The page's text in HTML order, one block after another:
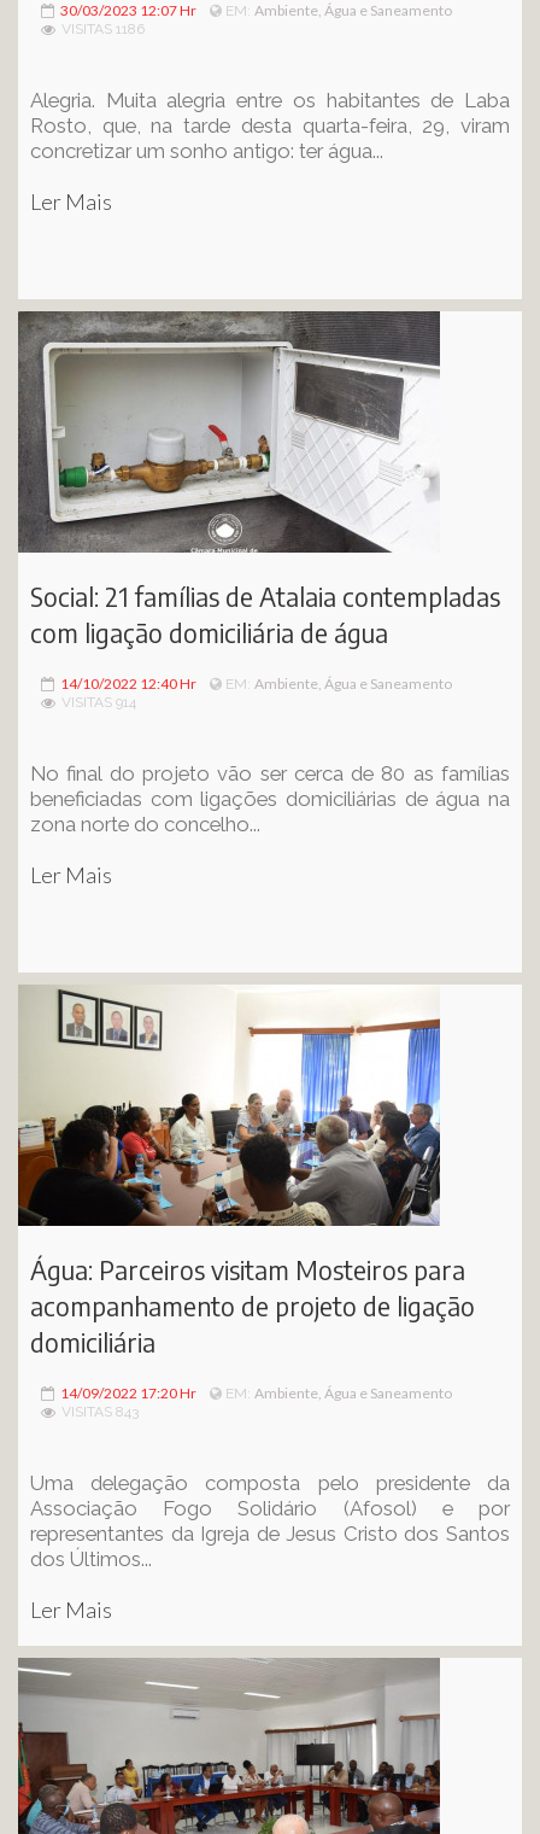
30/03/2023 12:07 Hr EM: Ambiente, Água e Saneamento
VISITAS 1186
Alegria. Muita alegria entre os habitantes de Laba
Rosto, que, na tarde desta quarta-feira, 29, viram
concretizar um sonho antigo: ter água...
Ler Mais
Social: 21 famílias de Atalaia contempladas
com ligação domiciliária de água
14/10/2022 12:40 Hr EM: Ambiente, Água e Saneamento
VISITAS 914
No final do projeto vão ser cerca de 80 as famílias
beneficiadas com ligações domiciliárias de água na
zona norte do concelho...
Ler Mais
Água: Parceiros visitam Mosteiros para
acompanhamento de projeto de ligação
domiciliária
14/09/2022 17:20 Hr EM: Ambiente, Água e Saneamento
VISITAS 843
Uma delegação composta pelo presidente da
Associação Fogo Solidário (Afosol) e por
representantes da Igreja de Jesus Cristo dos Santos
dos Últimos...
Ler Mais